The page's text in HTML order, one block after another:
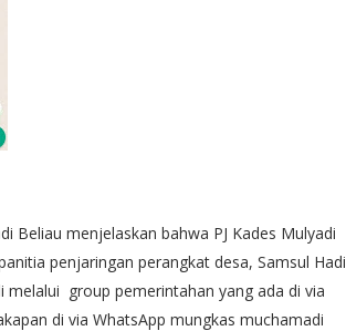
Beliau menjelaskan bahwa PJ Kades Mulyadi
penjaringan perangkat desa, Samsul Hadi
melalui group pemerintahan yang ada di via
di via WhatsApp mungkas muchamadi